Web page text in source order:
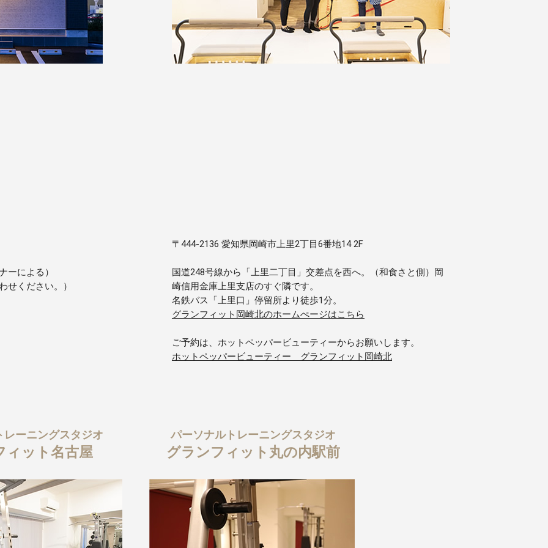
ーによる）
せください。）
〒444-2136 愛知県岡崎市上里2丁目6番地14 2F
国道248号線から「上里二丁目」交差点を西へ。（和食さと側）岡
崎信用金庫上里支店のすぐ隣です。
名鉄バス「上里口」停留所より徒歩1分。
グランフィット岡崎北のホームぺージはこちら
ご予約は、ホットペッパービューティーからお願いします。
ホットペッパービューティー グランフィット岡崎北
レーニングスタジオ
ィット名古屋
パーソナルトレーニングスタジオ
グランフィット丸の内駅前